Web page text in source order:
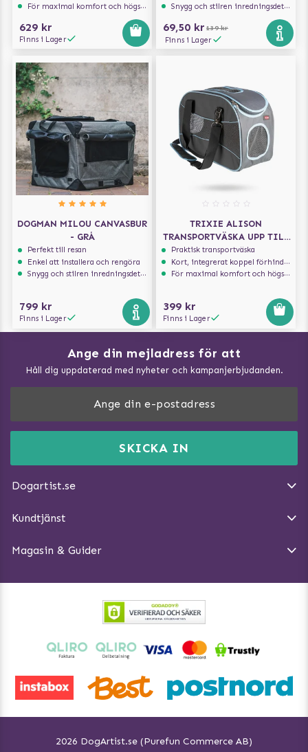
För maximal komfort och högsta säkerhet
629 kr
Finns i Lager
Snygg och stilren inredningsdetalj
69,50 kr 139 kr
Finns i Lager
DOGMAN MILOU CANVASBUR
- GRÅ
Perfekt till resan
Enkel att installera och rengöra
Snygg och stilren inredningsdetalj
799 kr
Finns i Lager
TRIXIE ALISON
TRANSPORTVÄSKA UPP TILL
8KG - GRÅ/BLÅ
Praktisk transportväska
Kort, integrerat koppel förhindrar att hunden hoppar ur
För maximal komfort och högsta säkerhet
399 kr
Finns i Lager
Ange din mejladress för att
Håll dig uppdaterad med nyheter och kampanjerbjudanden.
SKICKA IN
Dogartist.se
DogArtist.se drivs av:
E-post:info@dogartist.se
Kundtjänst
Ångra Köp
Magasin & Guider
Vad kan hundar äta?
Träna Nose Work hemma
Så gör du promenaden roligare
Hundbäddar
2026 DogArtist.se (Purefun Commerce AB)